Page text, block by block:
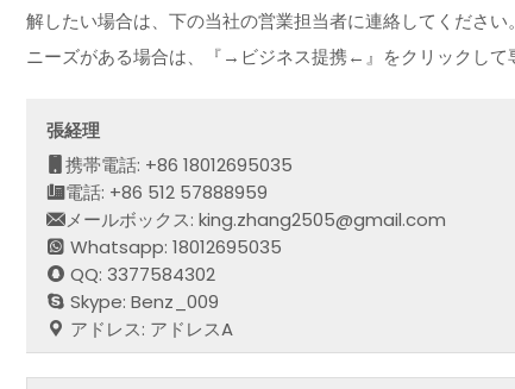
解したい場合は、下の当社の営業担当者に連絡してくださ
ニーズがある場合は、『→ビジネス提携←』をクリックして
張経理
携帯電話: +86 18012695035
電話: +86 512 57888959
メールボックス: king.zhang2505@gmail.com
Whatsapp: 18012695035
QQ: 3377584302
Skype: Benz_009
アドレス: アドレスA